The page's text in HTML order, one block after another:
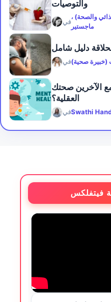
والتوصيات
في
والصحة) ،
ماجستير
دليل شامل
في(خبيرة صحية)
الآخرين صحتك
العقلية؟
في
فيتفلكس